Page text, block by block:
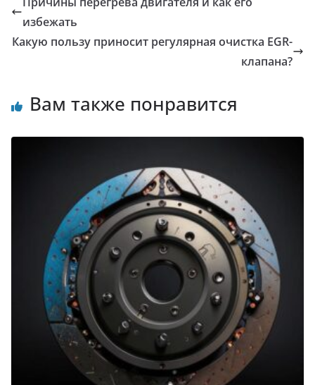
избежать
Какую пользу приносит регулярная очистка EGR-
клапана?
Вам также понравится